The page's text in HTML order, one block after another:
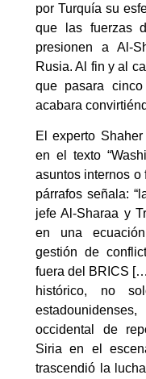
por Turquía su
que las fuerzas
presionen a Al-
Rusia. Al fin y al
que pasara
acabara
El experto
en el texto
asuntos internos o
párrafos señala:
jefe Al-Sharaa y
en una
gestión de
fuera del BRICS
histórico, no
occidental de
Siria en el
trascendió la